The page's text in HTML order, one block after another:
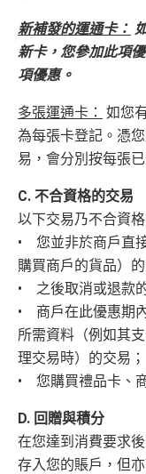
海外簽賬手續費
5%)
轉換成飛行里數
查看更多信用卡
新補發的運通卡：
新卡，您參加此項
項優惠。
多張運通卡： 如您
為每張卡登記。憑
易，會分別按每張
C. 不合資格的交易
以下交易乃不合資
• 您並非於商戶直
購買商戶的貨品）的
• 之後取消或退款
• 商戶在此優惠期
所需資料（例如其
理交易時）的交易；
• 您購買禮品卡、
D. 回贈與積分
在您達到消費要求
存入您的賬戶，但